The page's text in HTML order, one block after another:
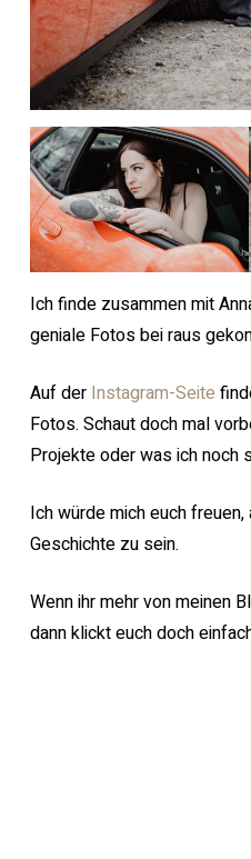
Ich finde zusammen mit
geniale Fotos bei raus
Auf der Instagram-Seite
Fotos. Schaut doch mal
Projekte oder was ich noch
Ich würde mich euch freuen,
Geschichte zu sein.
Wenn ihr mehr von meinen
dann klickt euch doch